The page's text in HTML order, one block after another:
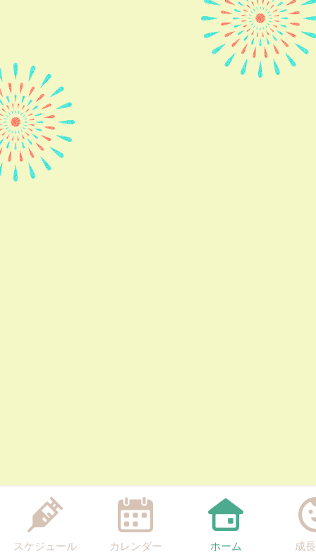
スケジュール カレンダー ホーム 成